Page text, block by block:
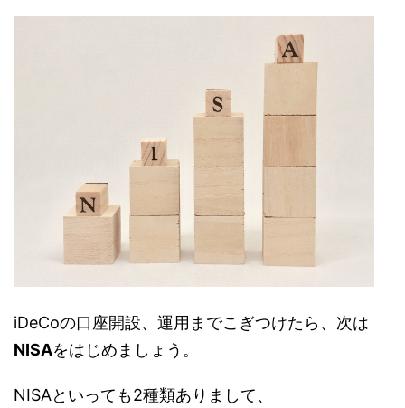
iDeCoの口座開設、運用までこぎつけたら、次は
NISAをはじめましょう。
NISAといっても2種類ありまして、